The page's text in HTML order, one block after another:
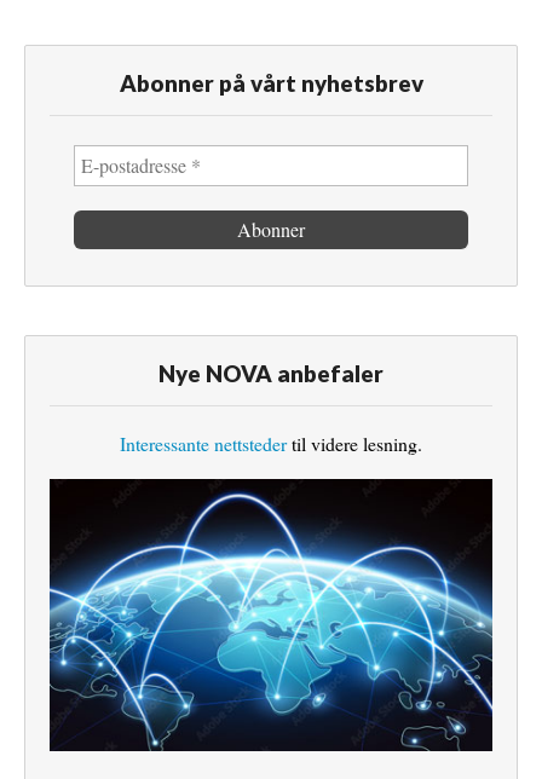
Abonner på vårt nyhetsbrev
Nye NOVA anbefaler
Interessante nettstedertil videre lesning.